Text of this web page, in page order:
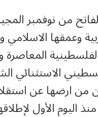
من نوفمبر
وعمقها
المعاصرة
الاستثنائي
من ارضها عن
اليوم الأول